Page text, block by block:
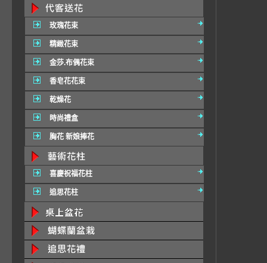
玫瑰花束
精緻花束
金莎.布偶花束
香皂花花束
乾燥花
時尚禮盒
胸花 新娘捧花
喜慶祝福花柱
追思花柱